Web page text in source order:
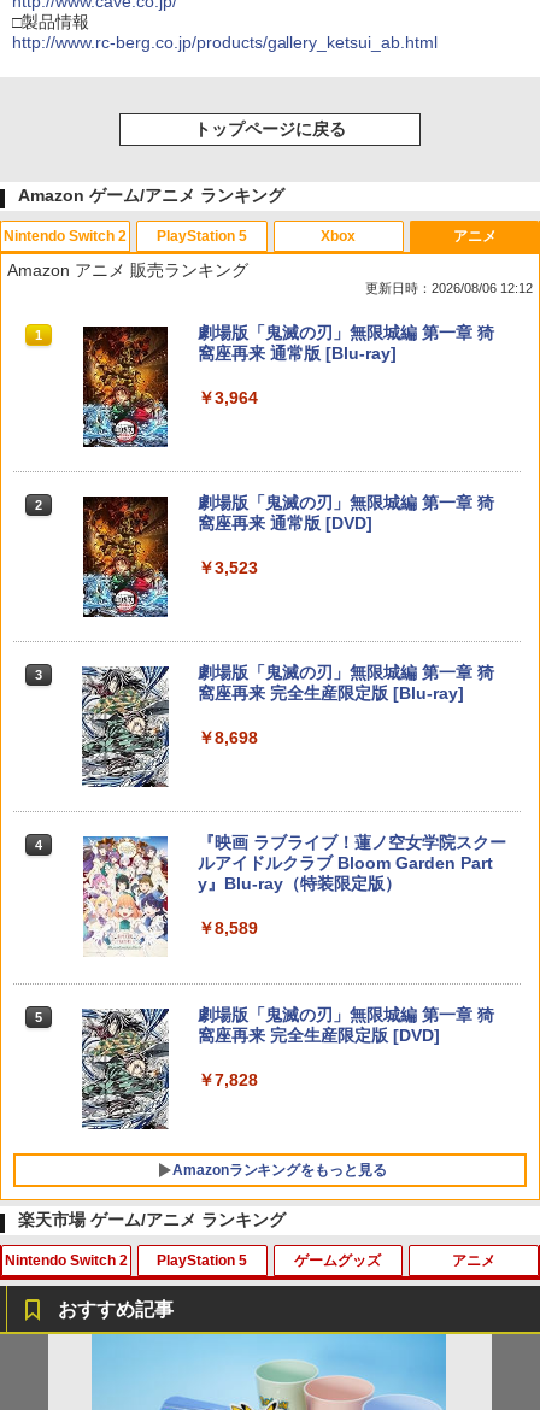
□製品情報
http://www.rc-berg.co.jp/products/gallery_ketsui_ab.html
トップページに戻る
Amazon ゲーム/アニメ ランキング
Nintendo Switch 2
1
スプラトゥーン レイダース|オンライン
コード版
￥5,832
2 スプラトゥーン レイダース -Switch2
3 Nintendo Switch 2(日本語・国内専用)
4
ニンテンドープリペイド番号 9000円|オ
ンラインコード版
￥9,000
5
ニンテンドープリペイド番号 5000円|オ
ンラインコード版
￥5,000
PlayStation 5
1
PlayStation 5 デジタル・エディション
日本語専用 Console Language: Japan
2
Beast of Reincarnation -PS5 【特典】
プロダクトコード 封入
￥7,286
3
【純正品】ディスクドライブ(CFI-ZDD1
J) PlayStation 5
￥11,849
トローラー ミッドナイト ブラック(CFI-
ZCT2J01)
トローラー(CFI-ZCT2J)
Xbox
1
Xbox プリペイドカード 10,000円 デジ
タルコード 【旧 Xbox ギフトカード】
2
Xbox プリペイドカード 1,000円 デジタ
ルコード 【旧 Xbox ギフトカード】 [オ
3
【純正品】Xbox ワイヤレス コントロー
ラー + USB-C® ケーブル
￥8,300
4
Xbox プリペイドカード 5,000円 デジタ
ルコード 【旧 Xbox ギフトカード】 [オ
ンラインコード]
5
【純正品】Xbox ワイヤレス コントロー
ラー (ロボット ホワイト)
アニメ
Amazon アニメ 販売ランキング
更新日時：2026/08/06 12:12
1
劇場版「鬼滅の刃」無限城編 第一章 猗
窩座再来 通常版 [Blu-ray]
￥3,964
2
劇場版「鬼滅の刃」無限城編 第一章 猗
窩座再来 通常版 [DVD]
￥3,523
3
劇場版「鬼滅の刃」無限城編 第一章 猗
窩座再来 完全生産限定版 [Blu-ray]
￥8,698
4
『映画 ラブライブ！蓮ノ空女学院スクー
ルアイドルクラブ Bloom Garden Part
y』Blu-ray（特装限定版）
￥8,589
5
劇場版「鬼滅の刃」無限城編 第一章 猗
窩座再来 完全生産限定版 [DVD]
￥7,828
Amazonランキングをもっと見る
楽天市場 ゲーム/アニメ ランキング
Nintendo Switch 2
スーパー マリオパーティ ジャンボリー
Nintendo Switch 2 Edition ＋ ジャンボ
リーTV Switch 2【ポスト投函】
PlayStation 5
【早期購入特典付き】【2026年10月29
日発売】 スパイクチュンソフト｜Spike
Chunsoft Dune: Awakening【PS5】
ゲームグッズ
NewスーパーマリオブラザーズWii ノコ
ノコエアホッケー
アニメ
スマイルスライム ラメでキラキラ！キー
ホルダー キングスライム
おすすめ記事